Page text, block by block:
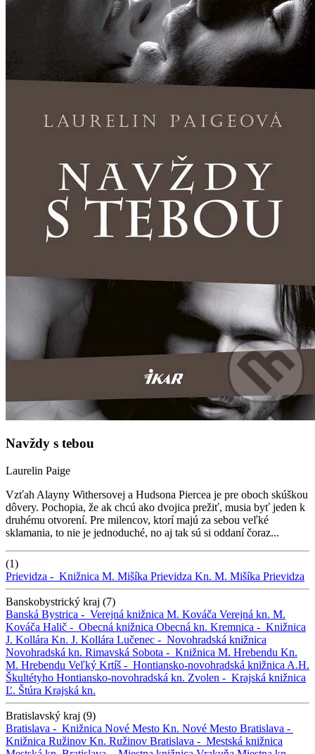
Navždy s tebou
Laurelin Paige
Vzťah Alayny Withersovej a Hudsona Piercea je pre oboch skúškou
dôvery. Pochopia, že ak chcú ako dvojica prežiť, musia byť jeden k
druhému otvorení. Pre milencov, ktorí majú za sebou veľké
sklamania, to nie je jednoduché, no aj tak sú si oddaní čoraz...
(1)
Prievidza - Knižnica M. Mišíka Prievidza Kn. M. Mišíka Prievidza
Banskobystrický kraj (7)
Banská Bystrica - Verejná knižnica M. Kováča Verejná kn. M.
Kováča Halič - Obecná knižnica Obecná kn. Kremnica - Knižnica
J. Kollára Kn. J. Kollára Lučenec - Novohradská knižnica
Novohradská kn. Rimavská Sobota - Knižnica M. Hrebendu Kn.
M. Hrebendu Veľký Krtíš - Hontiansko-novohradská knižnica A.H.
Škultétyho Hontiansko-novohradská kn. Zvolen - Krajská knižnica
Ľ. Štúra Krajská kn.
Bratislavský kraj (9)
Bratislava - Knižnica Nové Mesto Kn. Nové Mesto Bratislava -
Knižnica Ružinov Kn. Ružinov Bratislava - Mestská knižnica